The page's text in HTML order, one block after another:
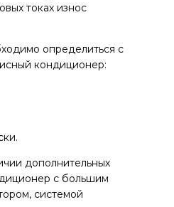
токах износ
определиться с
кондиционер:
дополнительных
с большим
системой